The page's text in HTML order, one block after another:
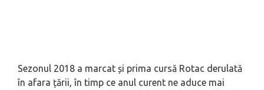
Sezonul 2018 a marcat și prima cursă Rotac derulată
în afara țării, în timp ce anul curent ne aduce mai